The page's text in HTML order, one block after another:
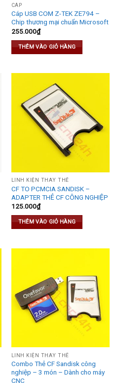
CÁP
Cáp USB COM Z-TEK ZE794 –
Chip thương mại chuẩn Microsoft
255.000₫
THÊM VÀO GIỎ HÀNG
LINH KIỆN THAY THẾ
CF TO PCMCIA SANDISK –
ADAPTER THẺ CF CÔNG NGHIỆP
125.000₫
THÊM VÀO GIỎ HÀNG
LINH KIỆN THAY THẾ
Combo Thẻ CF Sandisk công
nghiệp – 3 món – Dành cho máy
CNC